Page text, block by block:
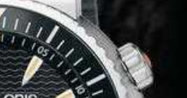
探すには最適な場所です。
ーと写真を掲載した